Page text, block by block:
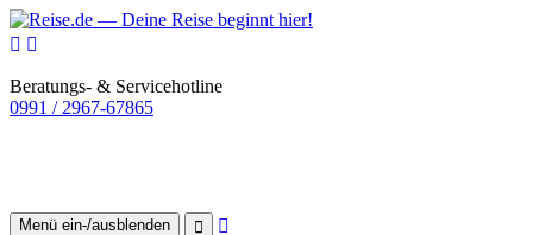
Beratungs- & Servicehotline
0991 / 2967-67865
Menü ein-/ausblenden